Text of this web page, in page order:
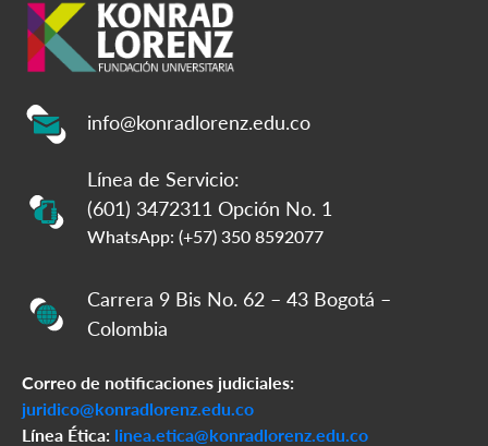
info@konradlorenz.edu.co
Línea de Servicio:
(601) 3472311 Opción No. 1
WhatsApp: (+57) 350 8592077
Carrera 9 Bis No. 62 – 43 Bogotá –
Colombia
Correo de notificaciones judiciales:
juridico@konradlorenz.edu.co
Línea Ética: linea.etica@konradlorenz.edu.co